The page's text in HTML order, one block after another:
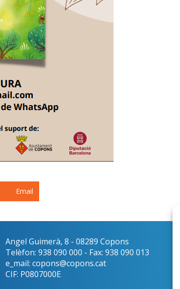
Email
Angel Guimerà, 8 - 08289 Copons
Telèfon: 938 090 000 - Fax: 938 090 013
e_mail: copons@copons.cat
CIF: P0807000E